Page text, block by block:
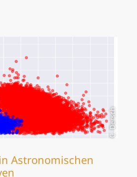
C. Dersch
Astronomischen